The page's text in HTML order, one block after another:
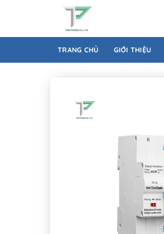
TRANG CHỦ GIỚI THIỆU